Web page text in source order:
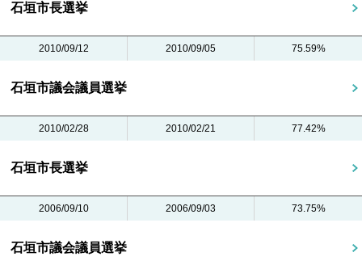
石垣市長選挙
2010/09/12 2010/09/05 75.59%
石垣市議会議員選挙
2010/02/28 2010/02/21 77.42%
石垣市長選挙
2006/09/10 2006/09/03 73.75%
石垣市議会議員選挙